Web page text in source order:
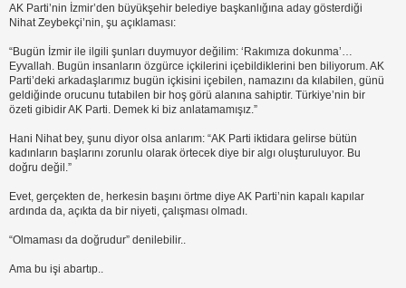
AK Parti’nin İzmir’den büyükşehir belediye başkanlığına aday gösterdiği
Nihat Zeybekçi’nin, şu açıklaması:
“Bugün İzmir ile ilgili şunları duymuyor değilim: ‘Rakımıza dokunma’…
Eyvallah. Bugün insanların özgürce içkilerini içebildiklerini ben biliyorum. AK
Parti’deki arkadaşlarımız bugün içkisini içebilen, namazını da kılabilen, günü
geldiğinde orucunu tutabilen bir hoş görü alanına sahiptir. Türkiye’nin bir
özeti gibidir AK Parti. Demek ki biz anlatamamışız.”
Hani Nihat bey, şunu diyor olsa anlarım: “AK Parti iktidara gelirse bütün
kadınların başlarını zorunlu olarak örtecek diye bir algı oluşturuluyor. Bu
doğru değil.”
Evet, gerçekten de, herkesin başını örtme diye AK Parti’nin kapalı kapılar
ardında da, açıkta da bir niyeti, çalışması olmadı.
“Olmaması da doğrudur” denilebilir..
Ama bu işi abartıp..